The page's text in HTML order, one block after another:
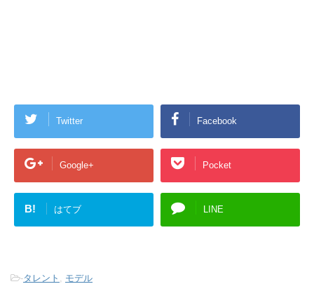
Twitter Facebook
Google+ Pocket
B! はてブ LINE
-タレント
モデル